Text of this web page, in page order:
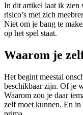
In dit artikel laat ik zien
risico’s met zich
Niet om je bang te
op het spel staat.
Waarom je
Het begint meestal
beschikbaar zijn. Of je
Waarom zou je daar
zelf moet kunnen. En